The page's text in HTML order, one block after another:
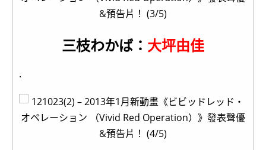
三枝わかば： 大坪由佳
.